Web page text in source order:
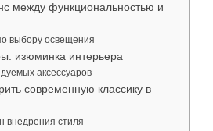
между функциональностью и
выбору освещения
изюминка интерьера
аксессуаров
современную классику в
внедрения стиля